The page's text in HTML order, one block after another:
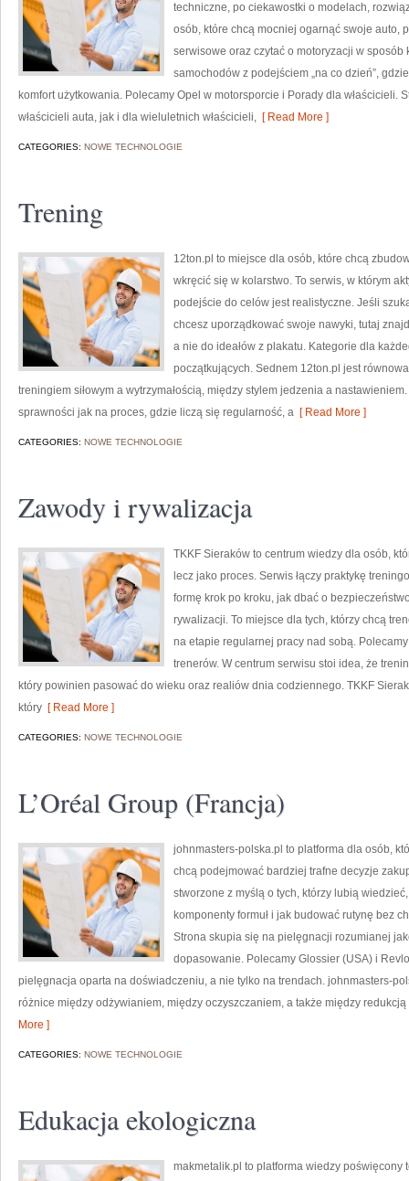
techniczne, po ciekawostki o modelach,
osób, które chcą mocniej ogarnąć swoje auto,
serwisowe oraz czytać o motoryzacji w sposób
samochodów z podejściem „na co dzień”,
komfort użytkowania. Polecamy Opel w motorsporcie i Porady dla właścicieli.
właścicieli auta, jak i dla wieluletnich właścicieli, [ Read More ]
CATEGORIES: NOWE TECHNOLOGIE
Trening
12ton.pl to miejsce dla osób, które chcą
wkręcić się w kolarstwo. To serwis, w którym
podejście do celów jest realistyczne. Jeśli
chcesz uporządkować swoje nawyki, tutaj
a nie do ideałów z plakatu. Kategorie dla
początkujących. Sednem 12ton.pl jest
treningiem siłowym a wytrzymałością, między stylem jedzenia a
sprawności jak na proces, gdzie liczą się regularność, a [ Read More ]
CATEGORIES: NOWE TECHNOLOGIE
Zawody i rywalizacja
TKKF Sieraków to centrum wiedzy dla osób,
lecz jako proces. Serwis łączy praktykę
formę krok po kroku, jak dbać o
rywalizacji. To miejsce dla tych, którzy chcą
na etapie regularnej pracy nad sobą.
trenerów. W centrum serwisu stoi idea, że
który powinien pasować do wieku oraz realiów dnia codziennego. TKKF
który [ Read More ]
CATEGORIES: NOWE TECHNOLOGIE
L’Oréal Group (Francja)
johnmasters-polska.pl to platforma dla osób,
chcą podejmować bardziej trafne decyzje
stworzone z myślą o tych, którzy lubią
komponenty formuł i jak budować rutynę bez
Strona skupia się na pielęgnacji rozumianej
dopasowanie. Polecamy Glossier (USA) i
pielęgnacja oparta na doświadczeniu, a nie tylko na trendach. johnmasters-
różnice między odżywianiem, między oczyszczaniem, a także między
More ]
CATEGORIES: NOWE TECHNOLOGIE
Edukacja ekologiczna
makmetalik.pl to platforma wiedzy poświęcony